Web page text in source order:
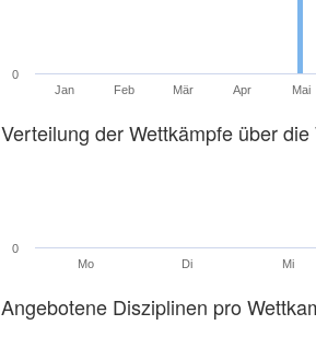
Jan Feb Mär Apr Mai
0
Verteilung der Wettkämpfe über die
Mo Di Mi
0
Angebotene Disziplinen pro